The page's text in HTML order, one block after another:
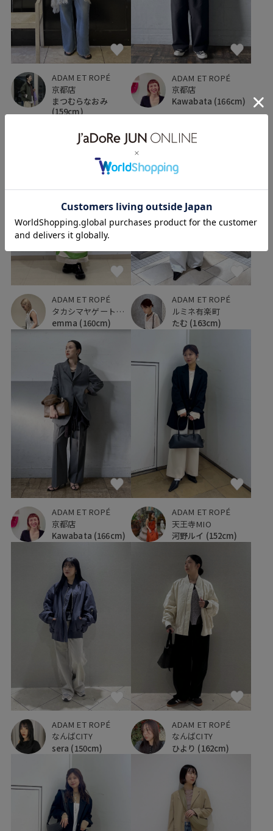
ADAM ET ROPÉ
京都店
まつむらなおみ
(159cm)
ADAM ET ROPÉ
京都店
Kawabata (166cm)
ADAM ET ROPÉ
タカシマヤゲートタワーモール
emma (160cm)
ADAM ET ROPÉ
ルミネ有楽町
たむ (163cm)
ADAM ET ROPÉ
京都店
Kawabata (166cm)
ADAM ET ROPÉ
天王寺MIO
河野ルイ (152cm)
ADAM ET ROPÉ
なんばCITY
sera (150cm)
ADAM ET ROPÉ
なんばCITY
ひより (162cm)